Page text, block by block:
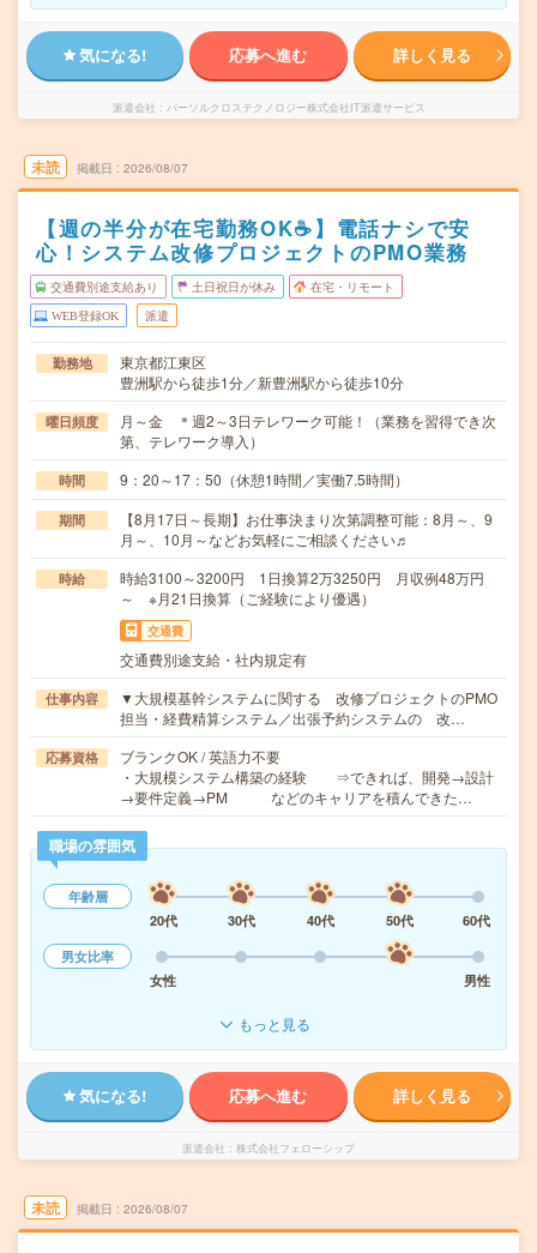
気になる! 応募へ進む 詳しく見る
派遣会社 パーソルクロステクノロジー株式会社IT派遣サービス
未読 掲載日 2026/08/07
【週の半分が在宅勤務OK☕】電話ナシで安
心！システム改修プロジェクトのPMO業務
交通費別途支給あり 土日祝日が休み 在宅・リモート
WEB登録OK 派遣
勤務地
東京都江東区
豊洲駅から徒歩1分／新豊洲駅から徒歩10分
曜日頻度
月～金 ＊週2～3日テレワーク可能！（業務を習得でき次
第、テレワーク導入）
時間 9：20～17：50（休憩1時間／実働7.5時間）
期間
【8月17日～長期】お仕事決まり次第調整可能：8月～、9
月～、10月～などお気軽にご相談ください♬
時給
時給3100～3200円 1日換算2万3250円 月収例48万円
～ ※月21日換算（ご経験により優遇）
交通費
交通費別途支給・社内規定有
仕事内容
▼大規模基幹システムに関する 改修プロジェクトのPMO
担当・経費精算システム／出張予約システムの 改…
応募資格
ブランクOK / 英語力不要
・大規模システム構築の経験 ⇒できれば、開発→設計
→要件定義→PM などのキャリアを積んできた…
職場の雰囲気
年齢層
20代
30代 40代 50代
60代
男女比率
女性
男性
もっと見る
気になる! 応募へ進む 詳しく見る
派遣会社 株式会社フェローシップ
未読 掲載日 2026/08/07